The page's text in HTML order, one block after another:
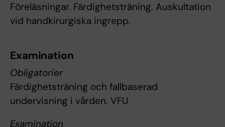
Föreläsningar. Färdighetsträning. Auskultation
vid handkirurgiska ingrepp.
Examination
Obligatorier
Färdighetsträning och fallbaserad
undervisning i vården. VFU
Examination